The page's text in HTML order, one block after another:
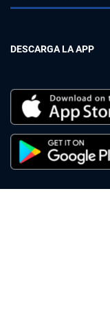
DESCARGA LA APP